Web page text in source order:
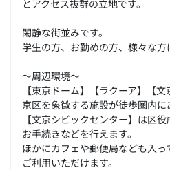
とアクセス抜群の立地です。
閑静な街並みです。
学生の方、お勤めの方、様々な方
～周辺環境～
【東京ドーム】【ラクーア】【
京区を象徴する施設が徒歩圏内に
【文京シビックセンター】は区
お手続きなどを行えます。
ほかにカフェや郵便局なども入
ご利用いただけます。